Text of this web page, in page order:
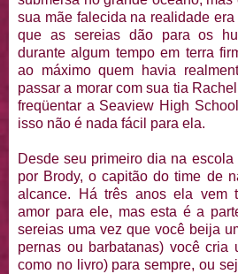
sua mãe falecida na realidade
que as sereias dão para os
durante algum tempo em terra
ao máximo quem havia
passar a morar com sua tia
freqüentar a Seaview High
isso não é nada fácil para ela.
Desde seu primeiro dia na
por Brody, o capitão do time de
alcance. Há três anos ela vem
amor para ele, mas esta é a
sereias uma vez que você beija
pernas ou barbatanas) você cria
como no livro) para sempre, ou